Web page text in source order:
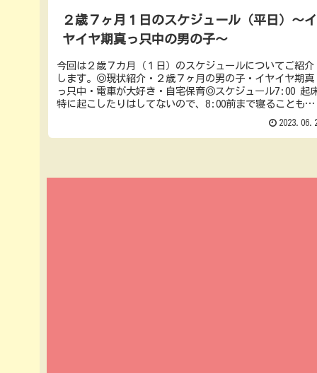
２歳７ヶ月１日のスケジュール（平日）～イ
ヤイヤ期真っ只中の男の子～
今回は２歳７カ月（１日）のスケジュールについてご紹介
します。◎現状紹介・２歳７ヶ月の男の子・イヤイヤ期真
っ只中・電車が大好き・自宅保育◎スケジュール7:00 起
特に起こしたりはしてないので、8:00前まで寝ることもあ